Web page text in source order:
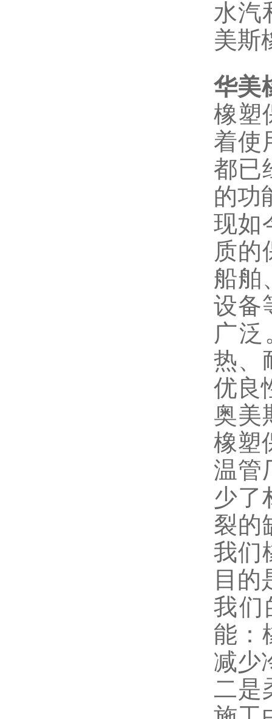
水汽
美斯
华美
橡塑
着使
都已
的功
现如
质的
船舶
设备
广
热、
优良
奥美
橡塑
温管
少了
裂的
我们
目的
我们
能：
减少
二是